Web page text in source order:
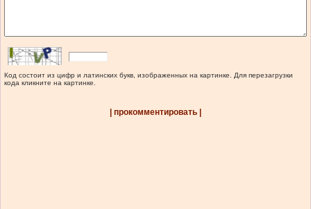
Код состоит из цифр и латинских букв, изображенных на картинке. Для перезагрузки
кода кликните на картинке.
| прокомментировать |